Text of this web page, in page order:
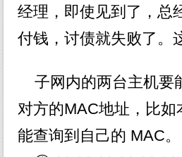
经理，即使见到了，总
付钱，讨债就失败了。
子网内的两台主机要
对方的MAC地址，比
能查询到自己的 MAC。